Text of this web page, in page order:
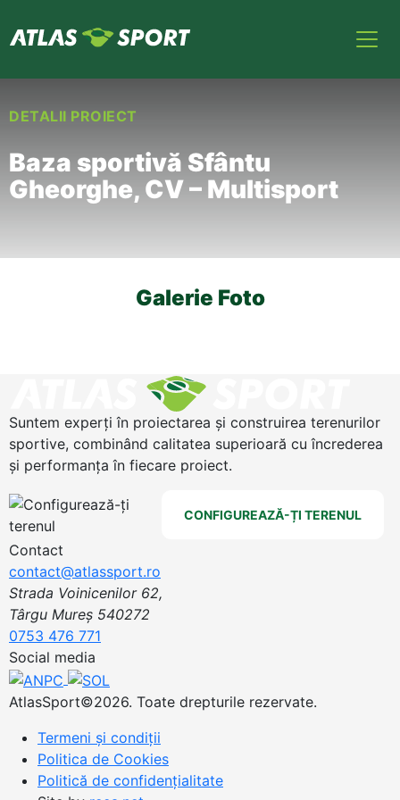
DETALII PROIECT
Baza sportivă Sfântu
Gheorghe, CV – Multisport
Galerie Foto
Suntem experți în proiectarea și construirea terenurilor
sportive, combinând calitatea superioară cu încrederea
și performanța în fiecare proiect.
CONFIGUREAZĂ-ȚI TERENUL
Contact
contact@atlassport.ro
Strada Voinicenilor 62,
Târgu Mureș 540272
0753 476 771
Social media
AtlasSport©2026. Toate drepturile rezervate.
Termeni și condiții
Politica de Cookies
Politică de confidențialitate